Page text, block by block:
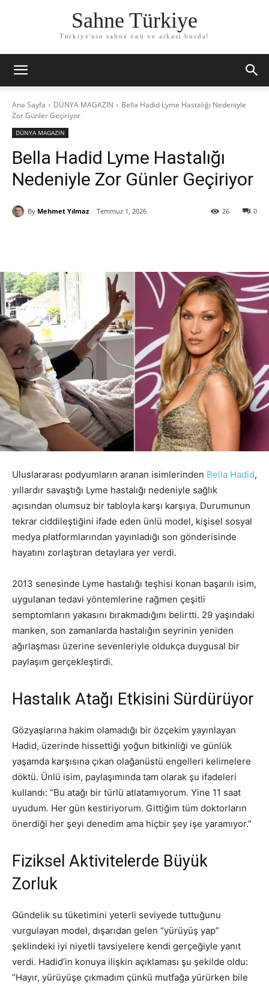
Sahne Türkiye
Türkiye'nin sahne önü ve arkası burda!
Ana Sayfa DÜNYA MAGAZİN
Bella Hadid Lyme Hastalığı Nedeniyle
Zor Günler Geçiriyor
DÜNYA MAGAZİN
Bella Hadid Lyme Hastalığı
Nedeniyle Zor Günler Geçiriyor
By Mehmet Yılmaz Temmuz 1, 2026 0
26
Uluslararası podyumların aranan isimlerinden Bella Hadid,
yıllardır savaştığı Lyme hastalığı nedeniyle sağlık
açısından olumsuz bir tabloyla karşı karşıya. Durumunun
tekrar ciddileştiğini ifade eden ünlü model, kişisel sosyal
medya platformlarından yayınladığı son gönderisinde
hayatını zorlaştıran detaylara yer verdi.
2013 senesinde Lyme hastalığı teşhisi konan başarılı isim,
uygulanan tedavi yöntemlerine rağmen çeşitli
semptomların yakasını bırakmadığını belirtti. 29 yaşındaki
manken, son zamanlarda hastalığın seyrinin yeniden
ağırlaşması üzerine sevenleriyle oldukça duygusal bir
paylaşım gerçekleştirdi.
Hastalık Atağı Etkisini Sürdürüyor
Gözyaşlarına hakim olamadığı bir özçekim yayınlayan
Hadid, üzerinde hissettiği yoğun bitkinliği ve günlük
yaşamda karşısına çıkan olağanüstü engelleri kelimelere
döktü. Ünlü isim, paylaşımında tam olarak şu ifadeleri
kullandı: “Bu atağı bir türlü atlatamıyorum. Yine 11 saat
uyudum. Her gün kestiriyorum. Gittiğim tüm doktorların
önerdiği her şeyi denedim ama hiçbir şey işe yaramıyor.”
Fiziksel Aktivitelerde Büyük
Zorluk
Gündelik su tüketimini yeterli seviyede tuttuğunu
vurgulayan model, dışarıdan gelen “yürüyüş yap”
şeklindeki iyi niyetli tavsiyelere kendi gerçeğiyle yanıt
verdi. Hadid’in konuya ilişkin açıklaması şu şekilde oldu:
“Hayır, yürüyüşe çıkmadım çünkü mutfağa yürürken bile